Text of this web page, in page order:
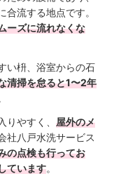
流する地点です。
ーズに流れなくな
い枡、浴室からの石
清掃を怠ると1〜2年
やすく、 屋外のメ
社八戸水洗サービス
の点検も行ってお
ています。